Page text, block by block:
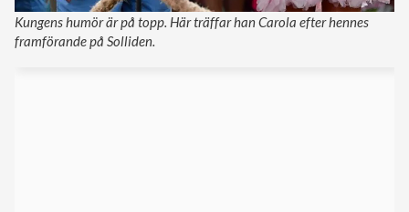
Kungens humör är på topp. Här träffar han Carola efter hennes
framförande på Solliden.